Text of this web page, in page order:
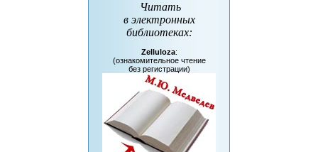
Читать
в электронных
библиотеках:
Zelluloza:
(ознакомительное чтение
без регистрации)